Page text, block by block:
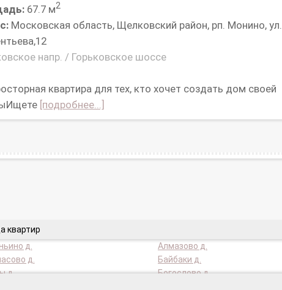
67.7 м2
Московская область, Щелковский район, рп. Монино, ул.
напр. / Горьковское шоссе
квартира для тех, кто хочет создать дом своей
[подробнее...]
квартир
д. Алмазово д.
д. Байбаки д.
д. Богослово д.